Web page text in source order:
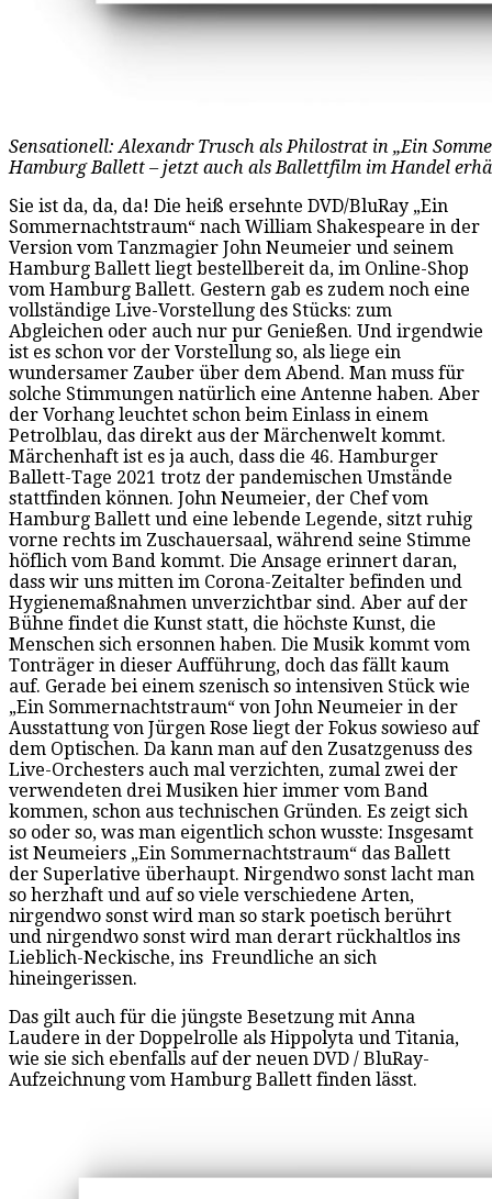
Sensationell: Alexandr Trusch als Philostrat in „Ein
Hamburg Ballett – jetzt auch als Ballettfilm im Handel
Sie ist da, da, da! Die heiß ersehnte DVD/BluRay „Ein
Sommernachtstraum“ nach William Shakespeare in der
Version vom Tanzmagier John Neumeier und seinem
Hamburg Ballett liegt bestellbereit da, im Online-Shop
vom Hamburg Ballett. Gestern gab es zudem noch eine
vollständige Live-Vorstellung des Stücks: zum
Abgleichen oder auch nur pur Genießen. Und irgendwie
ist es schon vor der Vorstellung so, als liege ein
wundersamer Zauber über dem Abend. Man muss für
solche Stimmungen natürlich eine Antenne haben. Aber
der Vorhang leuchtet schon beim Einlass in einem
Petrolblau, das direkt aus der Märchenwelt kommt.
Märchenhaft ist es ja auch, dass die 46. Hamburger
Ballett-Tage 2021 trotz der pandemischen Umstände
stattfinden können. John Neumeier, der Chef vom
Hamburg Ballett und eine lebende Legende, sitzt ruhig
vorne rechts im Zuschauersaal, während seine Stimme
höflich vom Band kommt. Die Ansage erinnert daran,
dass wir uns mitten im Corona-Zeitalter befinden und
Hygienemaßnahmen unverzichtbar sind. Aber auf der
Bühne findet die Kunst statt, die höchste Kunst, die
Menschen sich ersonnen haben. Die Musik kommt vom
Tonträger in dieser Aufführung, doch das fällt kaum
auf. Gerade bei einem szenisch so intensiven Stück wie
„Ein Sommernachtstraum“ von John Neumeier in der
Ausstattung von Jürgen Rose liegt der Fokus sowieso auf
dem Optischen. Da kann man auf den Zusatzgenuss des
Live-Orchesters auch mal verzichten, zumal zwei der
verwendeten drei Musiken hier immer vom Band
kommen, schon aus technischen Gründen. Es zeigt sich
so oder so, was man eigentlich schon wusste: Insgesamt
ist Neumeiers „Ein Sommernachtstraum“ das Ballett
der Superlative überhaupt. Nirgendwo sonst lacht man
so herzhaft und auf so viele verschiedene Arten,
nirgendwo sonst wird man so stark poetisch berührt
und nirgendwo sonst wird man derart rückhaltlos ins
Lieblich-Neckische, ins Freundliche an sich
hineingerissen.
Das gilt auch für die jüngste Besetzung mit Anna
Laudere in der Doppelrolle als Hippolyta und Titania,
wie sie sich ebenfalls auf der neuen DVD / BluRay-
Aufzeichnung vom Hamburg Ballett finden lässt.